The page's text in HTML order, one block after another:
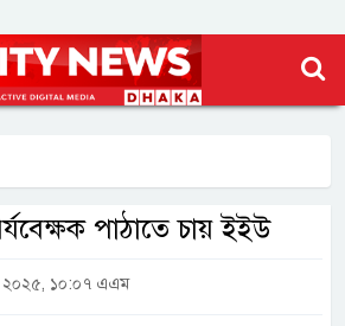
পাঠাতে চায় ইইউ
২০২৫, ১০:০৭ এএম